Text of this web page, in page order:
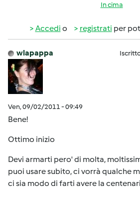
In cima
Accedi o registrati per
wlapappa
Ven, 09/02/2011 - 09:49
Bene!
Ottimo inizio
Devi armarti pero' di molta,
puoi usare subito, ci vorrà qualche
ci sia modo di farti avere la